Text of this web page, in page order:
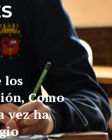
los
Como
vez ha